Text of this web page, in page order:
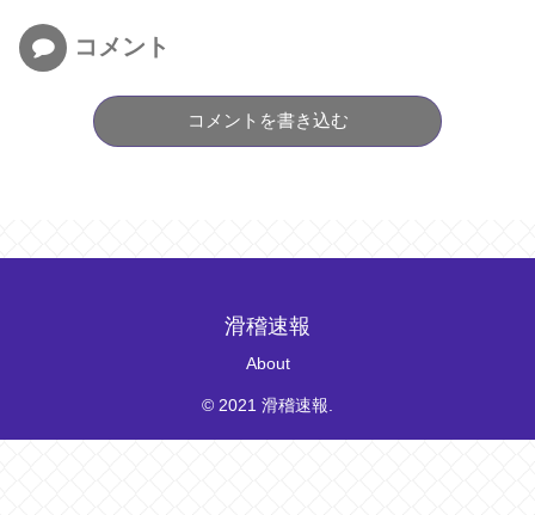
コメント
コメントを書き込む
滑稽速報
About
© 2021 滑稽速報.